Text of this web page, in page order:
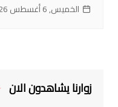
الخميس, 6 أغسطس 2026, 17:39
زوارنا يشاهدون الان